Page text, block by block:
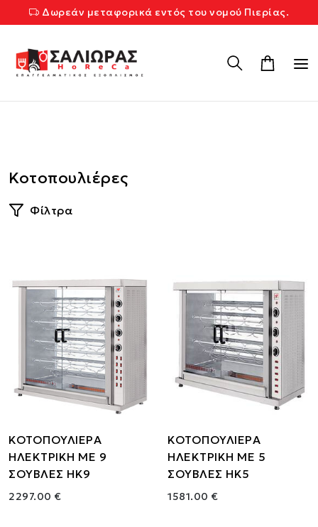
Δωρεάν μεταφορικά εντός του νομού Πιερίας.
Κοτοπουλιέρες
Φίλτρα
ΚΟΤΟΠΟΥΛΙΕΡΑ
ΗΛΕΚΤΡΙΚΗ ΜΕ 9
ΣΟΥΒΛΕΣ HK9
2297.00 €
ΚΟΤΟΠΟΥΛΙΕΡΑ
ΗΛΕΚΤΡΙΚΗ ΜΕ 5
ΣΟΥΒΛΕΣ HK5
1581.00 €